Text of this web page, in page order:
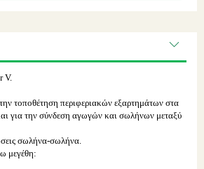
V.
τοποθέτηση περιφεριακών εξαρτημάτων στα
για την σύνδεση αγωγών και σωλήνων μεταξύ
σωλήνα-σωλήνα.
μεγέθη: